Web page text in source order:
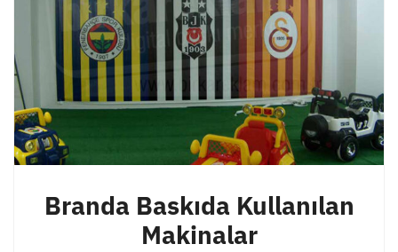
Branda Baskıda Kullanılan
Makinalar